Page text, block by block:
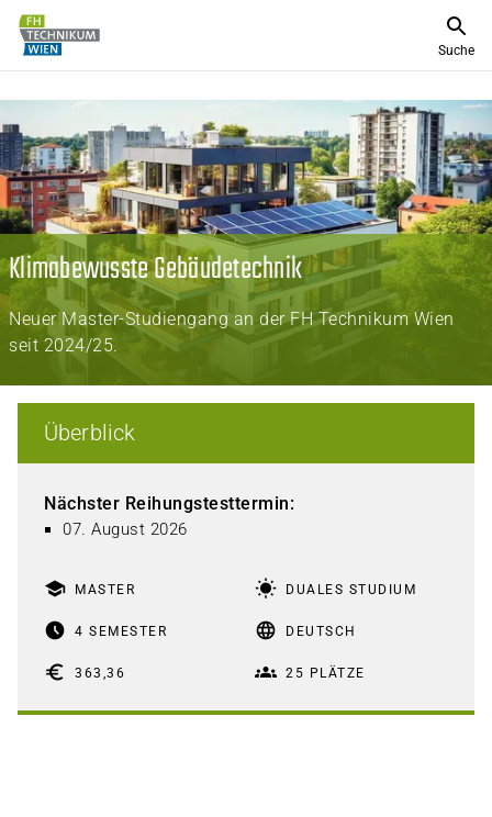
Suche
Klimabewusste Gebäudetechnik
Neuer Master-Studiengang an der FH Technikum Wien
seit 2024/25.
Überblick
Nächster Reihungstesttermin:
07. August 2026
school MASTER wb_sunny DUALES STUDIUM
access_time_filled 4 SEMESTER language DEUTSCH
euro 363,36 groups 25 PLÄTZE